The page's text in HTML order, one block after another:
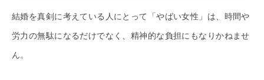
結婚を真剣に考えている人にとって「やばい女性」は、時間や
労力の無駄になるだけでなく、精神的な負担にもなりかねませ
ん。